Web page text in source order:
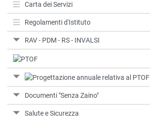
Carta dei Servizi
Regolamenti d'Istituto
RAV - PDM - RS - INVALSI
Documenti "Senza Zaino"
Salute e Sicurezza